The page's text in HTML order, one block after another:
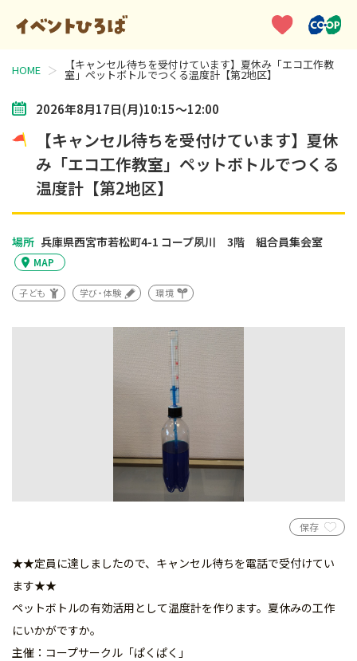
HOME 【キャンセル待ちを受付けています】夏休み「エコ工作教
室」ペットボトルでつくる温度計【第2地区】
2026年8月17日(月)10:15～12:00
【キャンセル待ちを受付けています】夏休
み「エコ工作教室」ペットボトルでつくる
温度計【第2地区】
場所 兵庫県西宮市若松町4-1 コープ夙川 3階 組合員集会室
MAP
子ども 学び・体験 環境
保存
★★定員に達しましたので、キャンセル待ちを電話で受付けてい
ます★★
ペットボトルの有効活用として温度計を作ります。夏休みの工作
にいかがですか。
主催：コープサークル「ぱくぱく」